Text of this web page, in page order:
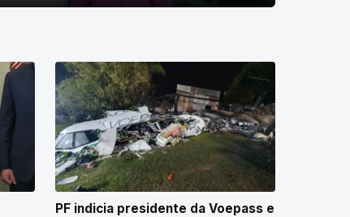
PF indicia presidente da Voepass e